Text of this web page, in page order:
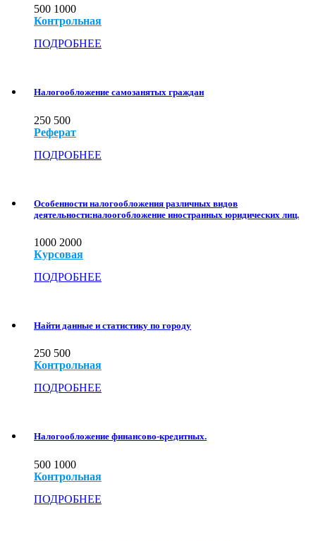
500 1000
Контрольная
ПОДРОБНЕЕ
Налогообложение самозанятых граждан
250 500
Реферат
ПОДРОБНЕЕ
Особенности налогообложения различных видов
деятельности:налоогобложение иностранных юридических лиц.
1000 2000
Курсовая
ПОДРОБНЕЕ
Найти данные и статистику по городу
250 500
Контрольная
ПОДРОБНЕЕ
Налогообложение финансово-кредитных.
500 1000
Контрольная
ПОДРОБНЕЕ